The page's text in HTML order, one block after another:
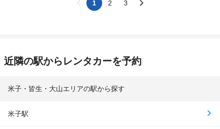
1 2 3
近隣の駅からレンタカーを予約
米子・皆生・大山エリアの駅から探す
米子駅